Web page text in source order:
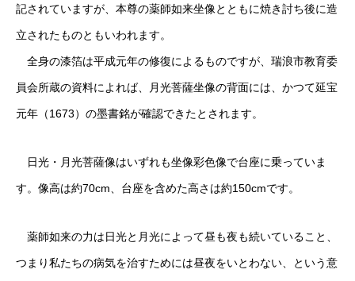
記されていますが、本尊の薬師如来坐像とともに焼き討ち後に造
立されたものともいわれます。
全身の漆箔は平成元年の修復によるものですが、瑞浪市教育委
員会所蔵の資料によれば、月光菩薩坐像の背面には、かつて延宝
元年（1673）の墨書銘が確認できたとされます。
日光・月光菩薩像はいずれも坐像彩色像で台座に乗っていま
す。像高は約70cm、台座を含めた高さは約150cmです。
薬師如来の力は日光と月光によって昼も夜も続いていること、
つまり私たちの病気を治すためには昼夜をいとわない、という意